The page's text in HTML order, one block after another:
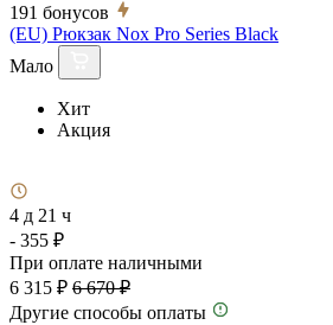
191 бонусов
(EU) Рюкзак Nox Pro Series Black
Мало
Хит
Акция
4 д 21 ч
- 355 ₽
При оплате наличными
6 315 ₽ 6 670 ₽
Другие способы оплаты